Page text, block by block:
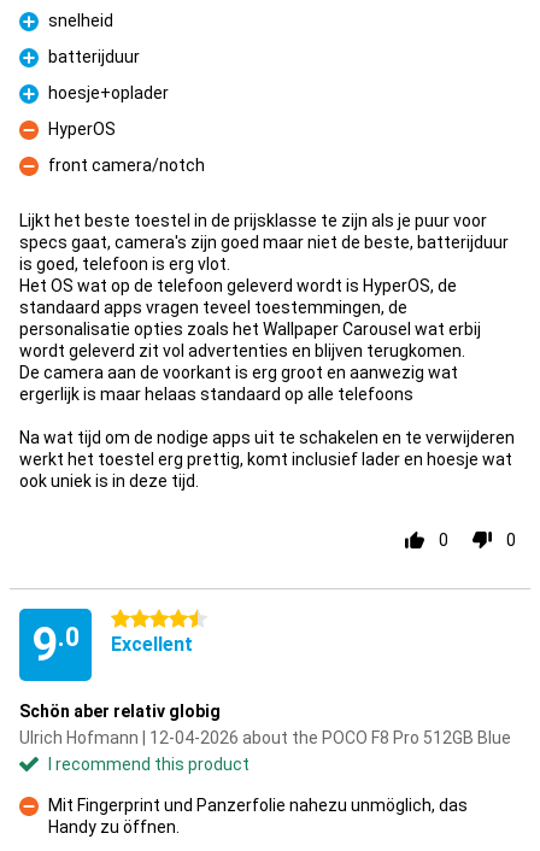
Pro
snelheid
Pro
batterijduur
Pro
hoesje+oplader
Con
HyperOS
Con
front camera/notch
Lijkt het beste toestel in de prijsklasse te zijn als je puur voor
specs gaat, camera's zijn goed maar niet de beste, batterijduur
is goed, telefoon is erg vlot.
Het OS wat op de telefoon geleverd wordt is HyperOS, de
standaard apps vragen teveel toestemmingen, de
personalisatie opties zoals het Wallpaper Carousel wat erbij
wordt geleverd zit vol advertenties en blijven terugkomen.
De camera aan de voorkant is erg groot en aanwezig wat
ergerlijk is maar helaas standaard op alle telefoons
Na wat tijd om de nodige apps uit te schakelen en te verwijderen
werkt het toestel erg prettig, komt inclusief lader en hoesje wat
ook uniek is in deze tijd.
0 0
9.0
4.5 stars
Excellent
Schön aber relativ globig
Ulrich Hofmann | 12-04-2026 about the POCO F8 Pro 512GB Blue
I recommend this product
Con
Mit Fingerprint und Panzerfolie nahezu unmöglich, das
Handy zu öffnen.